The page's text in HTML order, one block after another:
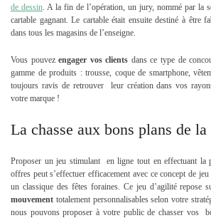
de dessin. A la fin de l’opération, un jury, nommé par la
cartable gagnant. Le cartable était ensuite destiné à être
dans tous les magasins de l’enseigne.
Vous pouvezengager vos clients dans ce type de
gamme de produits : trousse, coque de smartphone,
toujours ravis de retrouver leur création dans vos
votre marque !
La chasse aux bons plans de la
Proposer un jeu stimulant en ligne tout en effectuant la
offres peut s’effectuer efficacement avec ce concept de
un classique des fêtes foraines. Ce jeu d’agilité repose
mouvement totalement personnalisables selon votre
nous pouvons proposer à votre public de chasser vos